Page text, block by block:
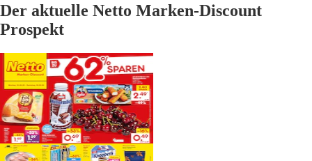
Der aktuelle Netto Marken-Discount
Prospekt